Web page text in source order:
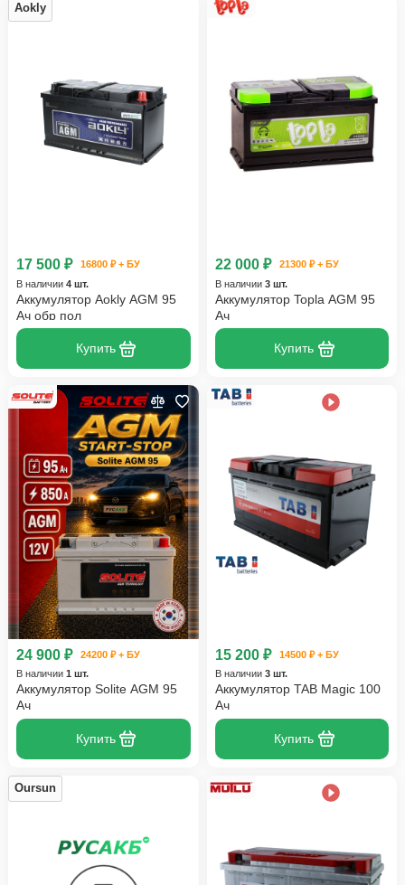
Aokly
17 500 ₽
16800 ₽ + БУ
В наличии 4 шт.
Аккумулятор Aokly AGM 95
Ач обр пол
Купить
22 000 ₽
21300 ₽ + БУ
В наличии 3 шт.
Аккумулятор Topla AGM 95
Ач
Купить
24 900 ₽
24200 ₽ + БУ
В наличии 1 шт.
Аккумулятор Solite AGM 95
Ач
Купить
15 200 ₽
14500 ₽ + БУ
В наличии 3 шт.
Аккумулятор TAB Magic 100
Ач
Купить
Oursun